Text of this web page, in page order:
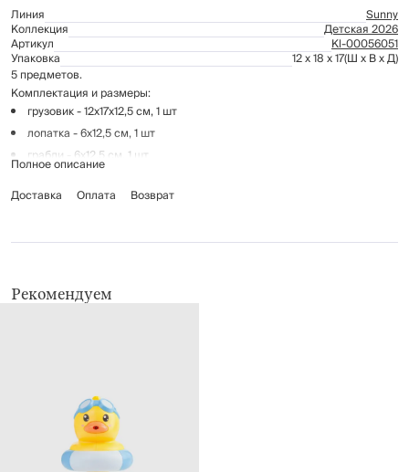
Линия
Sunny
Коллекция Детская 2026
Артикул Kl-00056051
Упаковка 12 x 18 x 17(Ш x В x Д)
5 предметов.
Комплектация и размеры:
грузовик - 12х17х12,5 см, 1 шт
лопатка - 6х12,5 см, 1 шт
грабли - 6х12,5 см, 1 шт
рыба - 8,5х7,5 см, 1 шт
Материал: пластик.
Полное описание
Доставка
Оплата Возврат
Рекомендуем